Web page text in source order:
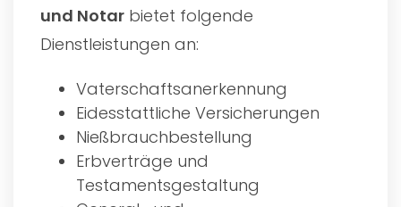
und Notar bietet folgende
Dienstleistungen an:
Vaterschaftsanerkennung
Eidesstattliche Versicherungen
Nießbrauchbestellung
Erbverträge und
Testamentsgestaltung